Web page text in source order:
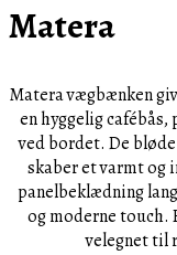
Matera
Matera vægbænken
en hyggelig
ved bordet. De
skaber et varmt og
panelbeklædning
og moderne touch.
velegnet til